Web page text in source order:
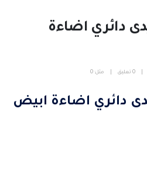
دائري اضاءة
0 تعليق مثل: 0
دائري اضاءة ابيض